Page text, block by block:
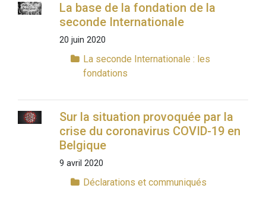
La base de la fondation de la
seconde Internationale
20 juin 2020
La seconde Internationale : les
fondations
Sur la situation provoquée par la
crise du coronavirus COVID-19 en
Belgique
9 avril 2020
Déclarations et communiqués